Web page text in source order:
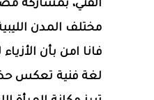
الفني، بمشاركة
مختلف المدن
فانا امن بأن
لغة فنية تعكس